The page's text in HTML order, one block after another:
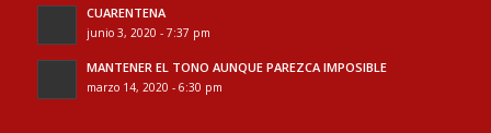
CUARENTENA
junio 3, 2020 - 7:37 pm
MANTENER EL TONO AUNQUE PAREZCA IMPOSIBLE
marzo 14, 2020 - 6:30 pm